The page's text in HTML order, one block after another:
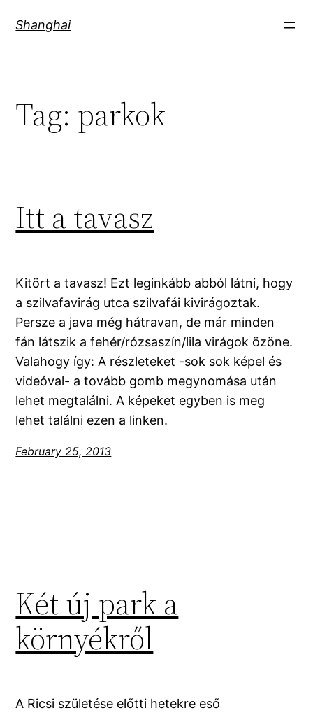
Shanghai
Tag: parkok
Itt a tavasz
Kitört a tavasz! Ezt leginkább abból látni, hogy
a szilvafavirág utca szilvafái kivirágoztak.
Persze a java még hátravan, de már minden
fán látszik a fehér/rózsaszín/lila virágok özöne.
Valahogy így: A részleteket -sok sok képel és
videóval- a tovább gomb megynomása után
lehet megtalálni. A képeket egyben is meg
lehet találni ezen a linken.
February 25, 2013
Két új park a
környékről
A Ricsi születése előtti hetekre eső